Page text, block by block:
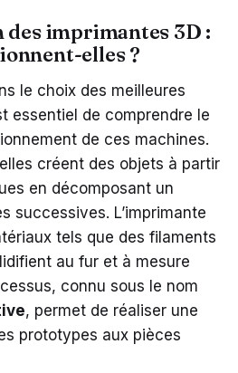
imprimantes 3D :
elles ?
le choix des meilleures
essentiel de comprendre le
de ces machines.
créent des objets à partir
en décomposant un
successives. L’imprimante
tels que des filaments
au fur et à mesure
connu sous le nom
, permet de réaliser une
prototypes aux pièces